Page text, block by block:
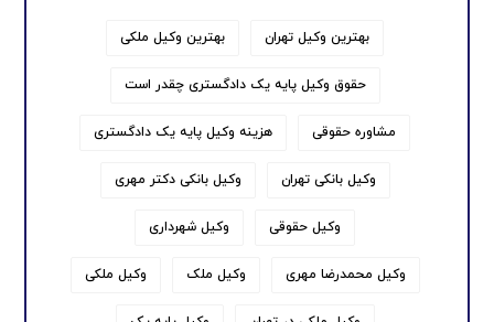
بهترین وکیل تهران بهترین وکیل ملکی
حقوق وکیل پایه یک دادگستری چقدر است
مشاوره حقوقی هزینه وکیل پایه یک دادگستری
وکیل بانکی تهران وکیل بانکی دکتر مهری
وکیل حقوقی وکیل شهرداری
وکیل محمدرضا مهری وکیل ملک وکیل ملکی